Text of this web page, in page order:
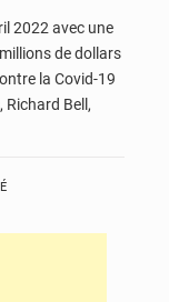
2022 avec une
de dollars
la Covid-19
Richard Bell,